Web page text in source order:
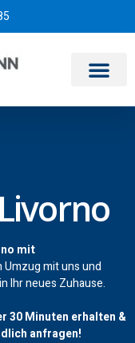
mit
Umzug mit uns und
Ihr neues Zuhause.
30 Minuten erhalten &
anfragen!